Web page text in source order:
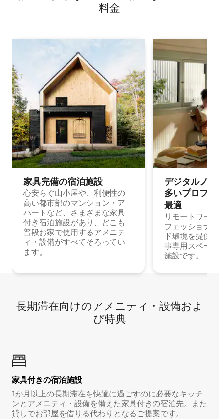
料⁠金
家具完備の宿⁠泊⁠施⁠設
心安らぐ山小屋や、利便性の
高い都市部のマンション・ア
パートなど、さまざまな家具
付き宿泊施設があり、どこも
普段お家で使用するアメニテ
ィ・設備がすべてそろってい
ます。
デジタルノ
多⁠いプ⁠ロ⁠フ⁠
最⁠適
リモートワー
フェッショナ
ド環境を提供
事専用スペー
施設です。
長期滞在向け⁠のア⁠メ⁠ニ⁠テ⁠ィ⁠・設⁠備⁠およ
び特⁠典
家具付き⁠の宿⁠泊⁠施⁠設
1か月以上の長期滞在を快適に過ごすのに必要なキッチ
ンとアメニティ・設備を備えた家具付きの宿泊先。また
貸しでお部屋を借りる代わりとなるご提案です。